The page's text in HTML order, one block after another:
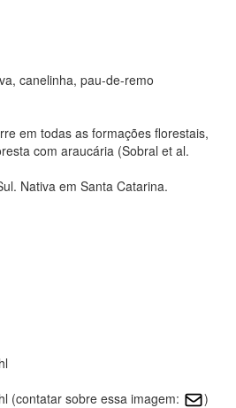
canelinha, pau-de-remo
em todas as formações florestais,
com araucária (Sobral et al.
Nativa em Santa Catarina.
(contatar sobre essa imagem:
)